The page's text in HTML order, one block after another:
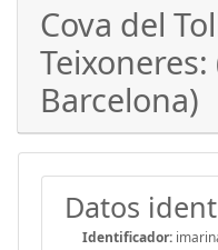
Cova del
Teixoneres:
Barcelona)
Datos
Identificador: